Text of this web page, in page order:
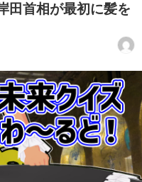
田首相が最初に髪を